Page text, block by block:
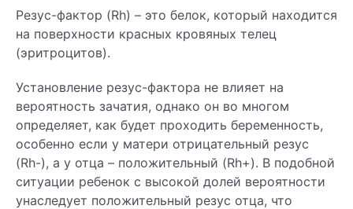
Резус-фактор (Rh) – это белок, который находится
на поверхности красных кровяных телец
(эритроцитов).
Установление резус-фактора не влияет на
вероятность зачатия, однако он во многом
определяет, как будет проходить беременность,
особенно если у матери отрицательный резус
(Rh-), а у отца – положительный (Rh+). В подобной
ситуации ребенок с высокой долей вероятности
унаследует положительный резус отца, что